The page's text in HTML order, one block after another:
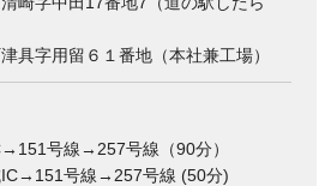
具字用留６１番地（本社兼工場）
号線→257号線（90分）
号線→257号線 (50分)